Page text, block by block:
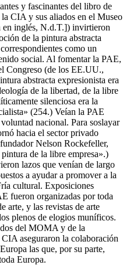
y fascinantes del libro de
la CIA y sus aliados en el Museo
inglés, N.d.T.]) invirtieron
de la pintura abstracta
como un
social. Al fomentar la PAE,
Congreso (de los EE.UU.,
abstracta expresionista era
de la libertad, de la libre
silenciosa era la
(254.) Veían la PAE
nacional. Para soslayar
hacia el sector privado
Nelson Rockefeller,
de la libre empresa».)
lazos que venían de largo
a ayudar a promover a la
cultural. Exposiciones
fueron organizadas por toda
arte, y las revistas de arte
plenos de elogios muníficos.
del MOMA y de la
aseguraron la colaboración
las que, por su parte,
Europa.